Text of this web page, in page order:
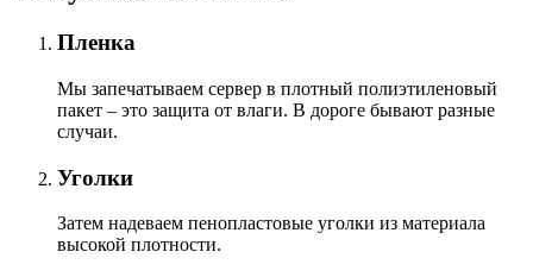
Пленка
Мы запечатываем сервер в плотный полиэтиленовый
пакет – это защита от влаги. В дороге бывают разные
случаи.
Уголки
Затем надеваем пенопластовые уголки из материала
высокой плотности.